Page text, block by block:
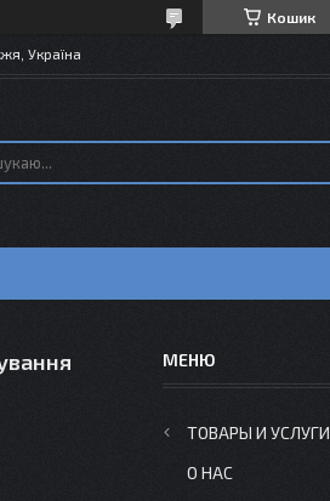
Кошик
Україна
ТОВАРЫ И УСЛУГИ
О НАС